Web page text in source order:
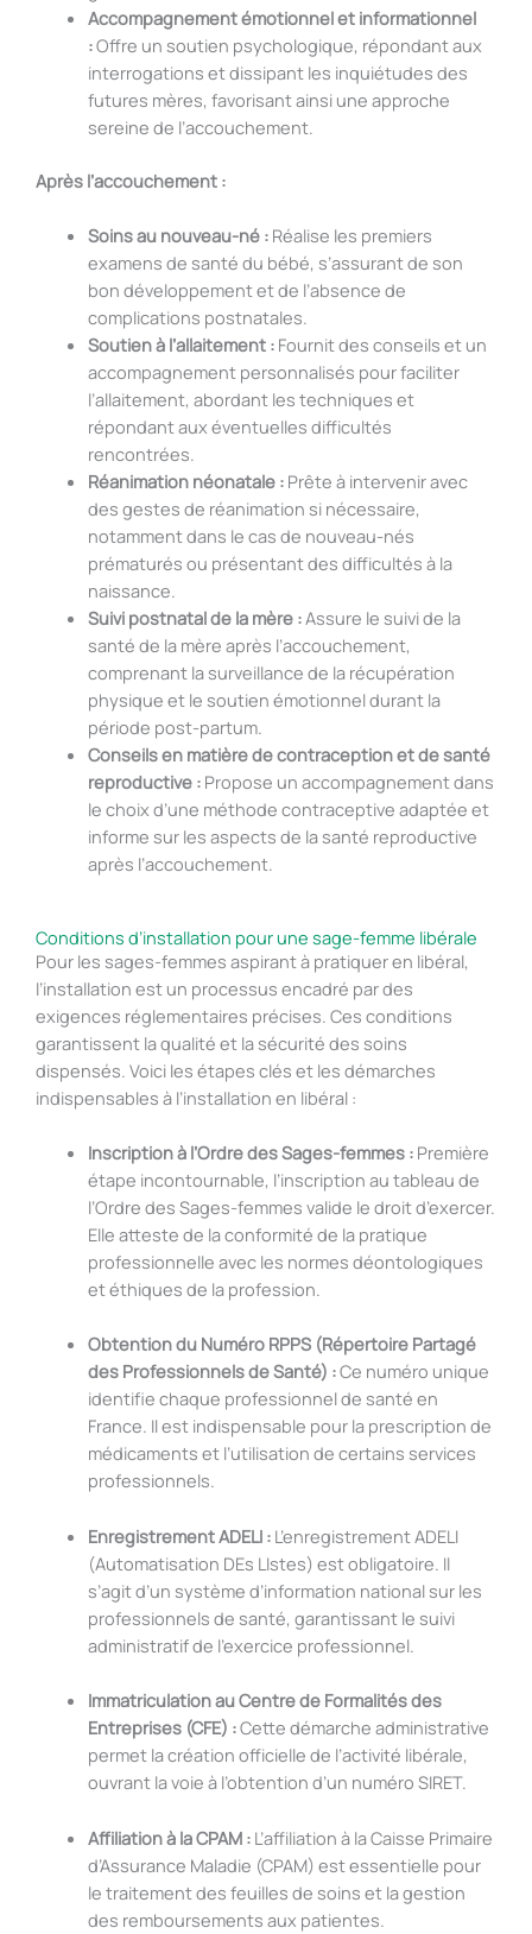
Accompagnement émotionnel et informationnel
:Offre un soutien psychologique, répondant aux
interrogations et dissipant les inquiétudes des
futures mères, favorisant ainsi une approche
sereine de l’accouchement.
Après l’accouchement :
Soins au nouveau-né : Réalise les premiers
examens de santé du bébé, s’assurant de son
bon développement et de l’absence de
complications postnatales.
Soutien à l’allaitement : Fournit des conseils et un
accompagnement personnalisés pour faciliter
l’allaitement, abordant les techniques et
répondant aux éventuelles difficultés
rencontrées.
Réanimation néonatale : Prête à intervenir avec
des gestes de réanimation si nécessaire,
notamment dans le cas de nouveau-nés
prématurés ou présentant des difficultés à la
naissance.
Suivi postnatal de la mère :Assure le suivi de la
santé de la mère après l’accouchement,
comprenant la surveillance de la récupération
physique et le soutien émotionnel durant la
période post-partum.
Conseils en matière de contraception et de santé
reproductive : Propose un accompagnement dans
le choix d’une méthode contraceptive adaptée et
informe sur les aspects de la santé reproductive
après l’accouchement.
Conditions d’installation pour une sage-femme libérale
Pour les sages-femmes aspirant à pratiquer en libéral,
l’installation est un processus encadré par des
exigences réglementaires précises. Ces conditions
garantissent la qualité et la sécurité des soins
dispensés. Voici les étapes clés et les démarches
indispensables à l’installation en libéral :
Inscription à l’Ordre des Sages-femmes : Première
étape incontournable, l’inscription au tableau de
l’Ordre des Sages-femmes valide le droit d’exercer.
Elle atteste de la conformité de la pratique
professionnelle avec les normes déontologiques
et éthiques de la profession.
Obtention du Numéro RPPS (Répertoire Partagé
des Professionnels de Santé) :Ce numéro unique
identifie chaque professionnel de santé en
France. Il est indispensable pour la prescription de
médicaments et l’utilisation de certains services
professionnels.
Enregistrement ADELI : L’enregistrement ADELI
(Automatisation DEs LIstes) est obligatoire. Il
s’agit d’un système d’information national sur les
professionnels de santé, garantissant le suivi
administratif de l’exercice professionnel.
Immatriculation au Centre de Formalités des
Entreprises (CFE) :Cette démarche administrative
permet la création officielle de l’activité libérale,
ouvrant la voie à l’obtention d’un numéro SIRET.
Affiliation à la CPAM : L’affiliation à la Caisse Primaire
d’Assurance Maladie (CPAM) est essentielle pour
le traitement des feuilles de soins et la gestion
des remboursements aux patientes.